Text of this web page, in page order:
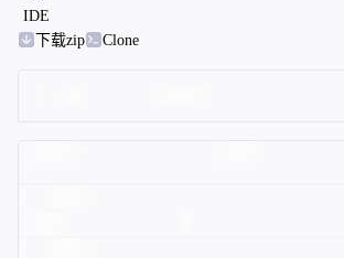
IDE
下载zip
Clone